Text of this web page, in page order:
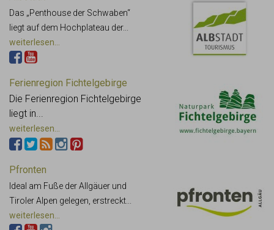
Das „Penthouse der Schwaben“
liegt auf dem Hochplateau der...
weiterlesen...
Ferienregion Fichtelgebirge
Die Ferienregion Fichtelgebirge
liegt in...
weiterlesen...
Pfronten
Ideal am Fuße der Allgäuer und
Tiroler Alpen gelegen, erstreckt...
weiterlesen...